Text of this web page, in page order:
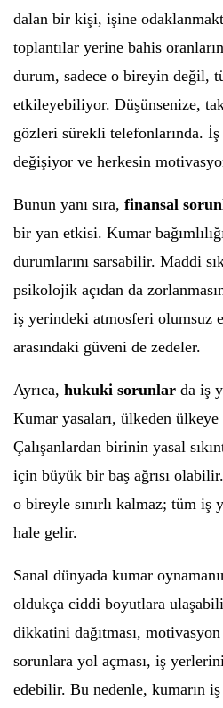
dalan bir kişi, işine
toplantılar yerine bahis
durum, sadece o bireyin değil,
etkileyebiliyor. Düşünsenize,
gözleri sürekli telefonlarında.
değişiyor ve herkesin
Bunun yanı sıra, finansal
bir yan etkisi. Kumar
durumlarını sarsabilir. Maddi
psikolojik açıdan da
iş yerindeki atmosferi olumsuz
arasındaki güveni de zedeler.
Ayrıca, hukuki sorunlar da iş
Kumar yasaları, ülkeden
Çalışanlardan birinin yasal
için büyük bir baş ağrısı
o bireyle sınırlı kalmaz; tüm iş
hale gelir.
Sanal dünyada kumar
oldukça ciddi boyutlara
dikkatini dağıtması,
sorunlara yol açması, iş
edebilir. Bu nedenle, kumarın iş